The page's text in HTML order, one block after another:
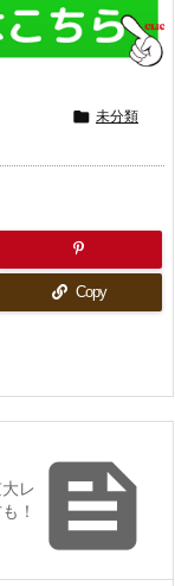
 未分類
Copy

レ
！